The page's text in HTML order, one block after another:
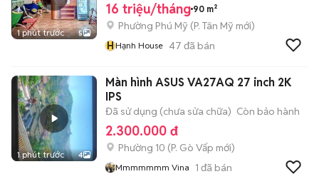
1 phút trước 5
16 triệu/tháng 90 m²
Phường Phú Mỹ (P. Tân Mỹ mới)
HHạnh House 47 đã bán
1 phút trước 4
Màn hình ASUS VA27AQ 27 inch 2K
IPS
Đã sử dụng (chưa sửa chữa) Còn bảo hành
2.300.000 đ
Phường 10 (P. Gò Vấp mới)
Mmmmmmm Vina 1 đã bán